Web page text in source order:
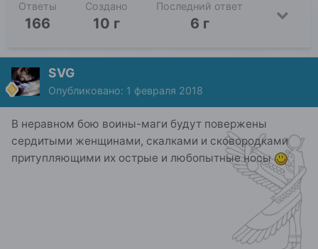
Ответы
166
Создано
10 г
Последний ответ
6 г
SVG
Опубликовано: 1 февраля 2018
В неравном бою воины-маги будут повержены
сердитыми женщинами, скалками и сковородками
притупляющими их острые и любопытные носы